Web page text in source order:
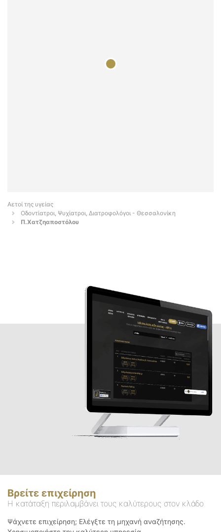
Αετοί της υγείας
Οδοντίατροι, Ψυχίατροι, Διατροφολόγοι - Θεσσαλονίκη
Π.Χατζηαποστόλου
Βρείτε επιχείρηση
Η κατάταξη περιλαμβάνει τους καλύτερους στον κλάδο
Ψάχνετε επιχείρηση; Ελέγξτε τη μηχανή αναζήτησης.